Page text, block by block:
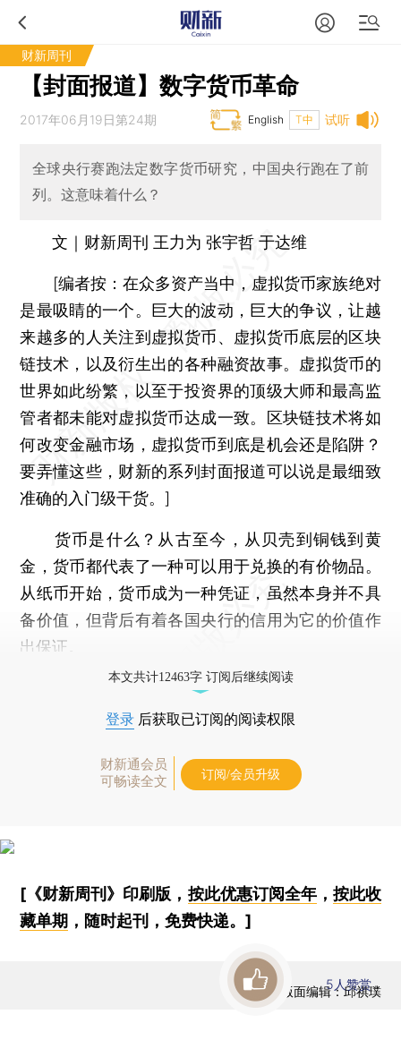
财新周刊
【封面报道】数字货币革命
试听
2017年06月19日第24期 T中
English
全球央行赛跑法定数字货币研究，中国央行跑在了前
列。这意味着什么？
文｜财新周刊 王力为 张宇哲 于达维
[编者按：在众多资产当中，虚拟货币家族绝对
是最吸睛的一个。巨大的波动，巨大的争议，让越
来越多的人关注到虚拟货币、虚拟货币底层的区块
链技术，以及衍生出的各种融资故事。虚拟货币的
世界如此纷繁，以至于投资界的顶级大师和最高监
管者都未能对虚拟货币达成一致。区块链技术将如
何改变金融市场，虚拟货币到底是机会还是陷阱？
要弄懂这些，财新的系列封面报道可以说是最细致
准确的入门级干货。]
货币是什么？从古至今，从贝壳到铜钱到黄
金，货币都代表了一种可以用于兑换的有价物品。
从纸币开始，货币成为一种凭证，虽然本身并不具
备价值，但背后有着各国央行的信用为它的价值作
出保证。
本文共计12463字 订阅后继续阅读
登录 后获取已订阅的阅读权限
财新通会员
可畅读全文
订阅/会员升级
[《财新周刊》印刷版， 按此优惠订阅全年， 按此收
藏单期 ，随时起刊，免费快递。]
版面编辑：邱祺璞
5人赞赏